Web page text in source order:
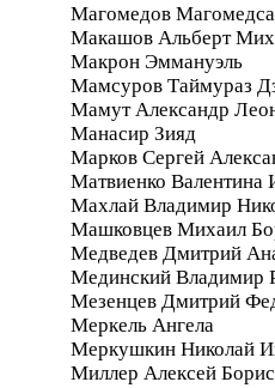
Магомедов
Макашов Альберт
Макрон Эммануэль
Мамсуров Таймураз
Мамут Александр
Манасир Зияд
Марков Сергей
Матвиенко Валентина
Махлай Владимир
Машковцев Михаил
Медведев Дмитрий
Мединский Владимир
Мезенцев Дмитрий
Меркель Ангела
Меркушкин Николай
Миллер Алексей